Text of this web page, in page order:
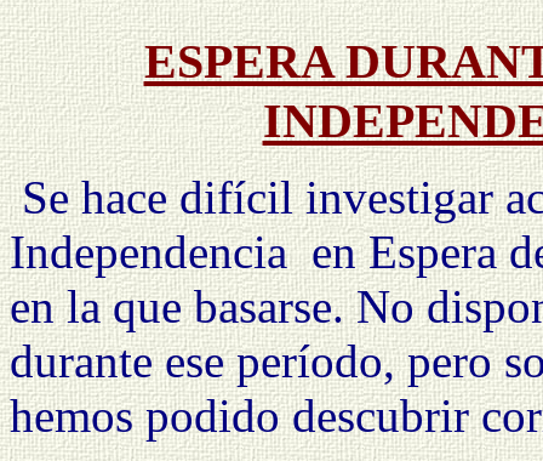
ESPERA
Se hace difícil investigar
Independencia en Espera
en la que basarse. No
durante ese período, pero
hemos podido descubrir